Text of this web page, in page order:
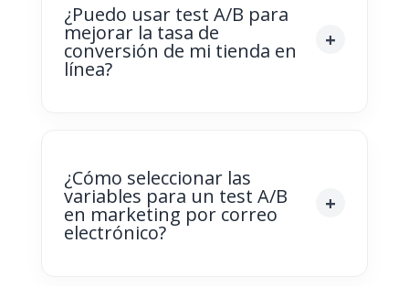
¿Puedo usar test A/B para
mejorar la tasa de
conversión de mi tienda en
línea?
¿Cómo seleccionar las
variables para un test A/B
en marketing por correo
electrónico?